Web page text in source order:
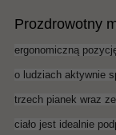
Prozdrowotny
ergonomiczną
o ludziach aktywnie
trzech pianek wraz
ciało jest idealnie